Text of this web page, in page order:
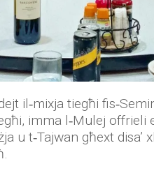
il‑mixja tiegħi
imma l‑Mulej
u t‑Tajwan għext